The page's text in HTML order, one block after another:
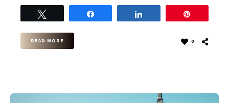
READ MORE 0